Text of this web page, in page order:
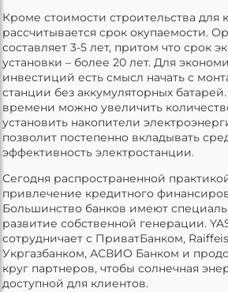
Кроме стоимости строительства для
рассчитывается срок окупаемости.
составляет 3-5 лет, притом что срок
установки – более 20 лет. Для
инвестиций есть смысл начать с
станции без аккумуляторных
времени можно увеличить
установить накопители
позволит постепенно вкладывать
эффективность электростанции.
Сегодня распространенной
привлечение кредитного
Большинство банков имеют
развитие собственной генерации.
сотрудничает с ПриватБанком,
Укргазбанком, АСВИО Банком и
круг партнеров, чтобы солнечная
доступной для клиентов.